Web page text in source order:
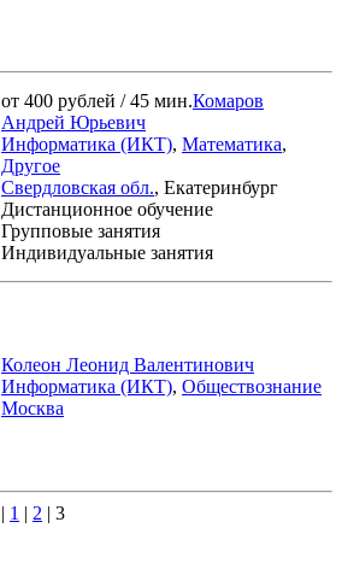
от 400 рублей / 45 мин.Комаров
Андрей Юрьевич
Информатика (ИКТ), Математика,
Другое
Свердловская обл., Екатеринбург
Дистанционное обучение
Групповые занятия
Индивидуальные занятия
Колеон Леонид Валентинович
Информатика (ИКТ), Обществознание
Москва
| 1 | 2 | 3